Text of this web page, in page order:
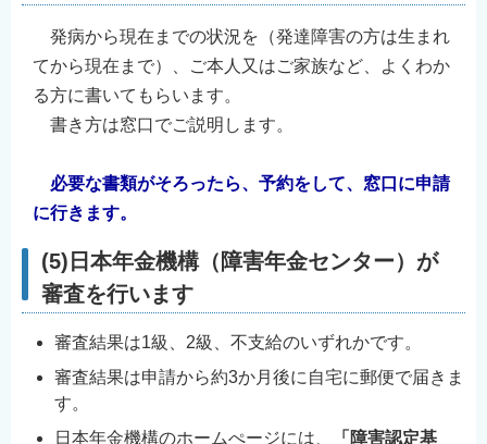
発病から現在までの状況を（発達障害の方は生まれ
てから現在まで）、ご本人又はご家族など、よくわか
る方に書いてもらいます。
書き方は窓口でご説明します。
必要な書類がそろったら、予約をして、窓口に申請
に行きます。
(5)日本年金機構（障害年金センター）が
審査を行います
審査結果は1級、2級、不支給のいずれかです。
審査結果は申請から約3か月後に自宅に郵便で届きま
す。
日本年金機構のホームぺージには、
「障害認定基